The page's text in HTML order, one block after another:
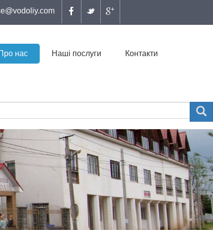
нас Наші послуги Контакти